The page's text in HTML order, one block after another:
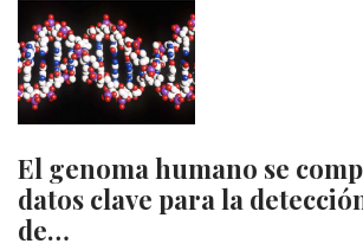
El genoma humano se
datos clave para la
de…